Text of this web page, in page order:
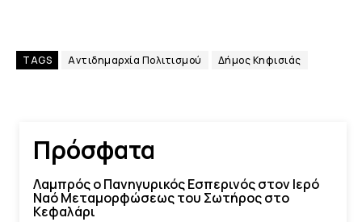
TAGS Αντιδημαρχία Πολιτισμού Δήμος Κηφισιάς
Πρόσφατα
Λαμπρός ο Πανηγυρικός Εσπερινός στον Ιερό
Ναό Μεταμορφώσεως του Σωτήρος στο
Κεφαλάρι